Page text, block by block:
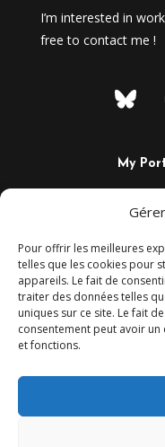
Pour offrir les meilleures
telles que les cookies pour
appareils. Le fait de
traiter des données telles
uniques sur ce site. Le fait
consentement peut avoir
et fonctions.
I’m interested in
free to contact me !
My